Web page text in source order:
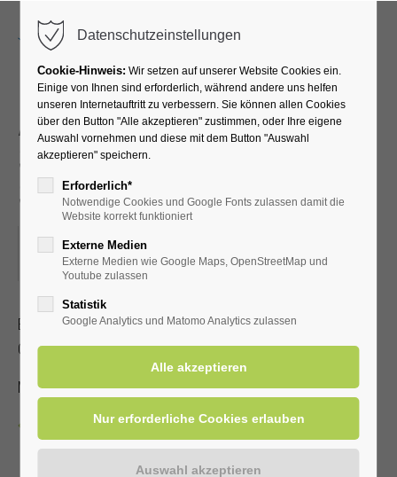
Akupressur –
Selbstbehandlung bei
Schmerzen
02.06.2026, 16:00
ORT: KURHALLE
Erlernen Sie die Selbstakupressur zur Linderung von Kopf-,
Gelenk- und Muskelschmerzen.
Mit gültiger Kur-/Einwohnerkarte 2,00 €, ohne 5,00 €.
Datenschutzeinstellungen
Cookie-Hinweis: Wir setzen auf unserer Website Cookies ein.
Einige von Ihnen sind erforderlich, während andere uns helfen
unseren Internetauftritt zu verbessern. Sie können allen Cookies
über den Button "Alle akzeptieren" zustimmen, oder Ihre eigene
Auswahl vornehmen und diese mit dem Button "Auswahl
akzeptieren" speichern.
Erforderlich*
Notwendige Cookies und Google Fonts zulassen damit die
Website korrekt funktioniert
Externe Medien
Externe Medien wie Google Maps, OpenStreetMap und
Youtube zulassen
Statistik
Google Analytics und Matomo Analytics zulassen